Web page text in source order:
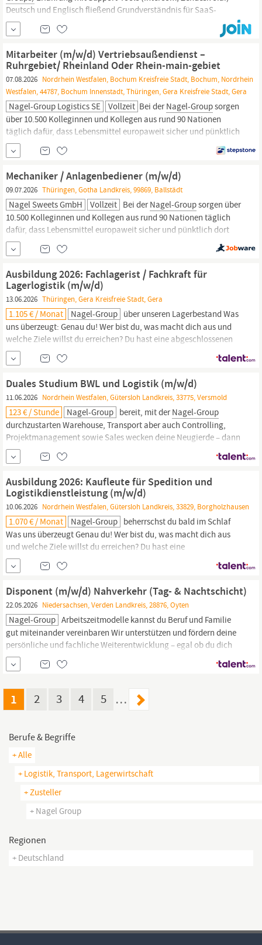
Deutsch und Englisch fließend Grundverständnis für SaaS-
Produkte und Daten Mindset: Du denkst vom Kunden aus —
immer Du arbeitest aktiv mit AI-Tools, um schneller und besser zu
helfen Du siehst Support nicht als Kostenstelle, sondern als
Wachstumshebel Du hast Bock,...
Mitarbeiter (m/w/d) Vertriebsaußendienst –
Ruhrgebiet/ Rheinland Oder Rhein-main-gebiet
07.08.2026 Nordrhein Westfalen, Bochum Kreisfreie Stadt, Bochum, Nordrhein
Westfalen, 44787, Bochum Innenstadt, Thüringen, Gera Kreisfreie Stadt, Gera
Nagel-Group Logistics SE Vollzeit Bei derNagel-Groupsorgen
über 10.500 Kolleginnen und Kollegen aus rund 90 Nationen
täglich dafür, dass Lebensmittel europaweit sicher und pünktlich
dort ankommen, wo sie gebraucht werden. Wir sind
systemrelevant, zukunftssicher und immer in Bewegung. Werde
Teil unseres Teams und gestalte mit uns die Zukunft der
temperaturgeführten Logistik. Fülle mit...
Mechaniker / Anlagenbediener (m/w/d)
09.07.2026 Thüringen, Gotha Landkreis, 99869, Ballstädt
Nagel Sweets GmbH Vollzeit Bei derNagel-Groupsorgen über
10.500 Kolleginnen und Kollegen aus rund 90 Nationen täglich
dafür, dass Lebensmittel europaweit sicher und pünktlich dort
ankommen, wo sie gebraucht werden. Wir sind systemrelevant,
zukunftssicher und immer in Bewegung. Werde Teil unseres
Teams und gestalte mit uns die Zukunft der temperaturgeführten
Logistik. KLINGT GUT?
Ausbildung 2026: Fachlagerist / Fachkraft für
Lagerlogistik (m/w/d)
13.06.2026 Thüringen, Gera Kreisfreie Stadt, Gera
1.105 € / Monat Nagel-Group über unseren Lagerbestand Was
uns überzeugt: Genau du! Wer bist du, was macht dich aus und
welche Ziele willst du erreichen? Du hast eine abgeschlossenen
Schulausbildung- guter Hauptschul- oder Realschulabschluss
Logistik fasziniert dich und du bist bereit, mit der
Nagel-Group
durchzustarten Lagerhaltung und Lagerprozesse
Duales Studium BWL und Logistik (m/w/d)
11.06.2026 Nordrhein Westfalen, Gütersloh Landkreis, 33775, Versmold
123 € / Stunde Nagel-Group bereit, mit derNagel-Group
durchzustarten Warehouse, Transport aber auch Controlling,
Projektmanagement sowie Sales wecken deine Neugierde – dann
bist du bei uns genau richtig! Was wir bieten Vierteljährlicher
Wechsel zwischen Theorie an der Hochschule Osnabrück (Lingen)
übernehmen wir für dich...
Ausbildung 2026: Kaufleute für Spedition und
Logistikdienstleistung (m/w/d)
10.06.2026 Nordrhein Westfalen, Gütersloh Landkreis, 33829, Borgholzhausen
1.070 € / Monat Nagel-Group beherrschst du bald im Schlaf
Was uns überzeugt Genau du! Wer bist du, was macht dich aus
und welche Ziele willst du erreichen? Du hast eine
abgeschlossene Schulausbildung – guter Realschulabschluss
oder (Fach-)Abitur Logistik fasziniert dich und du bist bereit, mit
durchzustarten Disposition, Export, Warehouse
aber auch Abrechnung und
Disponent (m/w/d) Nahverkehr (Tag- & Nachtschicht)
22.05.2026 Niedersachsen, Verden Landkreis, 28876, Oyten
Nagel-Group Arbeitszeitmodelle kannst du Beruf und Familie
gut miteinander vereinbaren Wir unterstützen und fördern deine
persönliche und fachliche Weiterentwicklung – egal ob du dich
spezialisieren oder weiterentwickeln möchtest Dir stehen über 100
Schulungsangebote über unseren internen
Campus
1 2 3 4 5 …
Berufe & Begriffe
+ Alle
+ Logistik, Transport, Lagerwirtschaft
+ Zusteller
+ Nagel Group
Regionen
+ Deutschland